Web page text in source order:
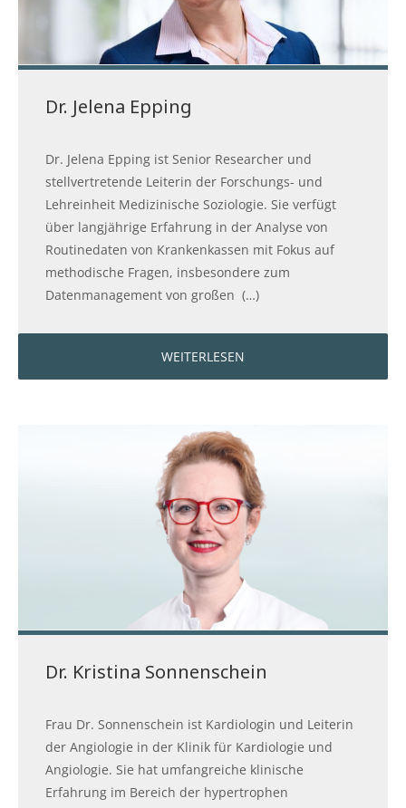
Dr. Jelena Epping
Dr. Jelena Epping ist Senior Researcher und
stellvertretende Leiterin der Forschungs- und
Lehreinheit Medizinische Soziologie. Sie verfügt
über langjährige Erfahrung in der Analyse von
Routinedaten von Krankenkassen mit Fokus auf
methodische Fragen, insbesondere zum
Datenmanagement von großen (…)
WEITERLESEN
Dr. Kristina Sonnenschein
Frau Dr. Sonnenschein ist Kardiologin und Leiterin
der Angiologie in der Klinik für Kardiologie und
Angiologie. Sie hat umfangreiche klinische
Erfahrung im Bereich der hypertrophen